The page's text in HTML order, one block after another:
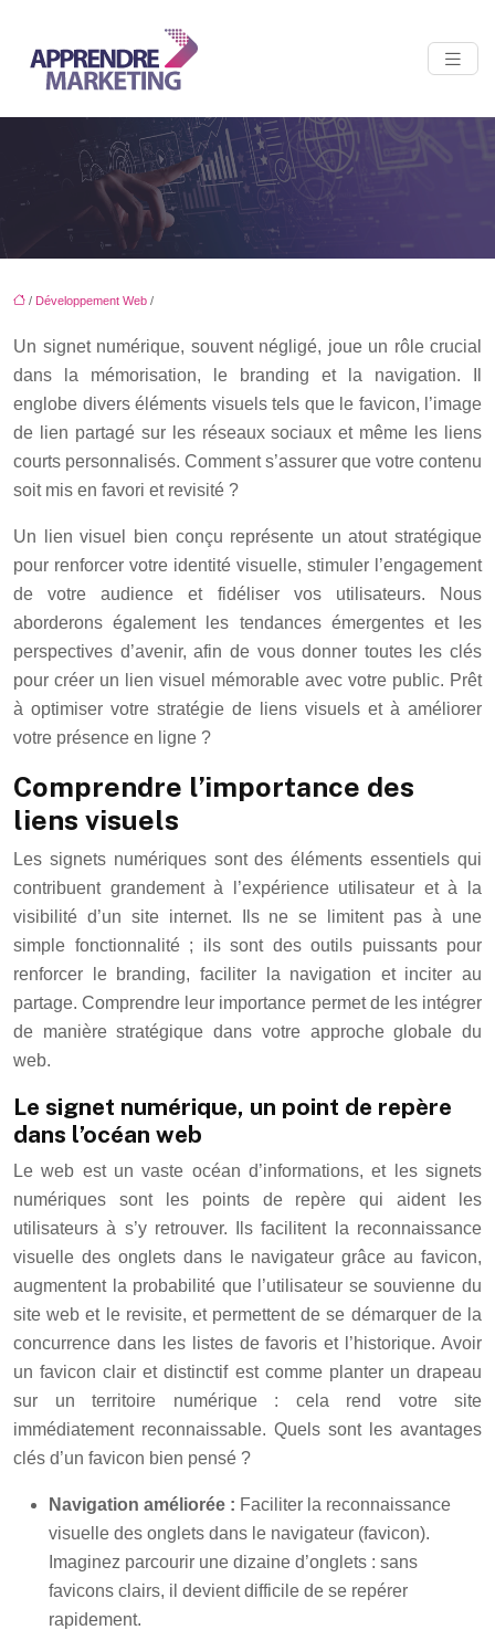
/ Développement Web /
Un signet numérique, souvent négligé, joue un rôle crucial
dans la mémorisation, le branding et la navigation. Il
englobe divers éléments visuels tels que le favicon, l’image
de lien partagé sur les réseaux sociaux et même les liens
courts personnalisés. Comment s’assurer que votre contenu
soit mis en favori et revisité ?
Un lien visuel bien conçu représente un atout stratégique
pour renforcer votre identité visuelle, stimuler l’engagement
de votre audience et fidéliser vos utilisateurs. Nous
aborderons également les tendances émergentes et les
perspectives d’avenir, afin de vous donner toutes les clés
pour créer un lien visuel mémorable avec votre public. Prêt
à optimiser votre stratégie de liens visuels et à améliorer
votre présence en ligne ?
Comprendre l’importance des
liens visuels
Les signets numériques sont des éléments essentiels qui
contribuent grandement à l’expérience utilisateur et à la
visibilité d’un site internet. Ils ne se limitent pas à une
simple fonctionnalité ; ils sont des outils puissants pour
renforcer le branding, faciliter la navigation et inciter au
partage. Comprendre leur importance permet de les intégrer
de manière stratégique dans votre approche globale du
web.
Le signet numérique, un point de repère
dans l’océan web
Le web est un vaste océan d’informations, et les signets
numériques sont les points de repère qui aident les
utilisateurs à s’y retrouver. Ils facilitent la reconnaissance
visuelle des onglets dans le navigateur grâce au favicon,
augmentent la probabilité que l’utilisateur se souvienne du
site web et le revisite, et permettent de se démarquer de la
concurrence dans les listes de favoris et l’historique. Avoir
un favicon clair et distinctif est comme planter un drapeau
sur un territoire numérique : cela rend votre site
immédiatement reconnaissable. Quels sont les avantages
clés d’un favicon bien pensé ?
Navigation améliorée : Faciliter la reconnaissance
visuelle des onglets dans le navigateur (favicon).
Imaginez parcourir une dizaine d’onglets : sans
favicons clairs, il devient difficile de se repérer
rapidement.